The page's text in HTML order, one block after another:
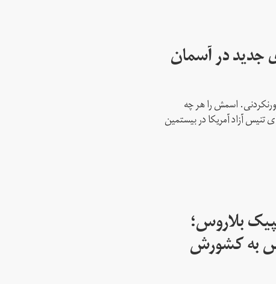
جدید در آسمان
اسمش را هر چه
تنیس آزاد آمریکا در بیستمین
بلاروس؛
به کشورش